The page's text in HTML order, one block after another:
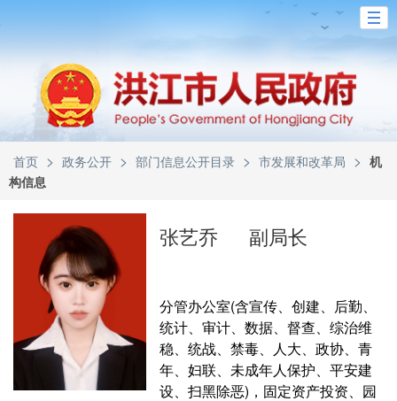
首页 > 政务公开 > 部门信息公开目录 > 市发展和改革局 > 机
构信息
张艺乔 副局长
分管办公室(含宣传、创建、后勤、
统计、审计、数据、督查、综治维
稳、统战、禁毒、人大、政协、青
年、妇联、未成年人保护、平安建
设、扫黑除恶)，固定资产投资、园